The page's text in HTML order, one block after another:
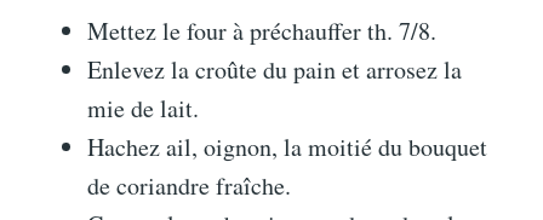
Mettez le four à préchauffer th. 7/8.
Enlevez la croûte du pain et arrosez la
mie de lait.
Hachez ail, oignon, la moitié du bouquet
de coriandre fraîche.